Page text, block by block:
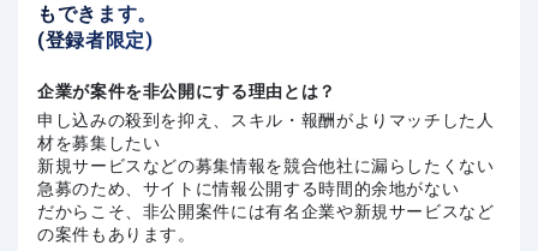
もできます。
(登録者限定)
企業が案件を非公開にする理由とは？
申し込みの殺到を抑え、スキル・報酬がよりマッチした人
材を募集したい
新規サービスなどの募集情報を競合他社に漏らしたくない
急募のため、サイトに情報公開する時間的余地がない
だからこそ、非公開案件には有名企業や新規サービスなど
の案件もあります。